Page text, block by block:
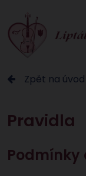
Zpět na úvod
Pravidla